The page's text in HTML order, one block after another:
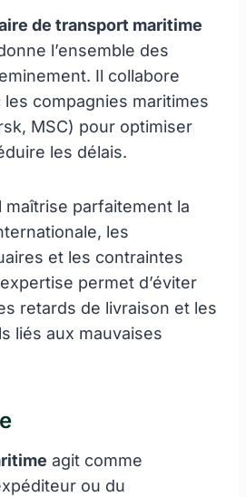
de transport maritime
l’ensemble des
Il collabore
compagnies maritimes
MSC) pour optimiser
les délais.
parfaitement la
les
et les contraintes
permet d’éviter
retards de livraison et les
liés aux mauvaises
agit comme
ou du